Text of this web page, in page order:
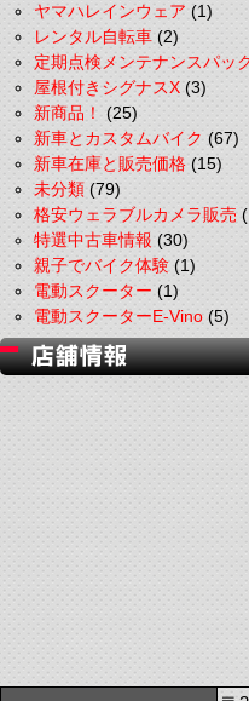
ヤマハレインウェア(1)
レンタル自転車(2)
定期点検メンテナンスパッ
屋根付きシグナスX(3)
新商品！(25)
新車とカスタムバイク(67)
新車在庫と販売価格(15)
未分類(79)
格安ウェラブルカメラ販売
特選中古車情報(30)
親子でバイク体験(1)
電動スクーター(1)
電動スクーターE-Vino(5)